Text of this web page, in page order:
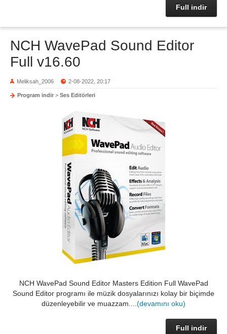
Full indir
NCH WavePad Sound Editor
Full v16.60
Meliksah_2006 2-08-2022, 20:17
Program indir > Ses Editörleri
NCH WavePad Sound Editor Masters Edition Full WavePad
Sound Editor programı ile müzik dosyalarınızı kolay bir biçimde
düzenleyebilir ve muazzam.... (devamını oku)
Full indir